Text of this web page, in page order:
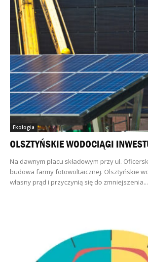
Ekologia
OLSZTYŃSKIE WODOCIĄGI
Na dawnym placu składowym przy ul.
budowa farmy fotowoltaicznej. Olsztyńskie
własny prąd i przyczynią się do zmniejszenia...